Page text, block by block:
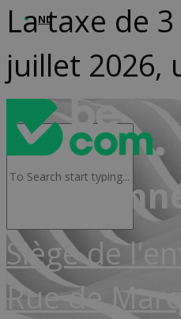
NL
La taxe de
juillet 2026,
Siège de
Rue de